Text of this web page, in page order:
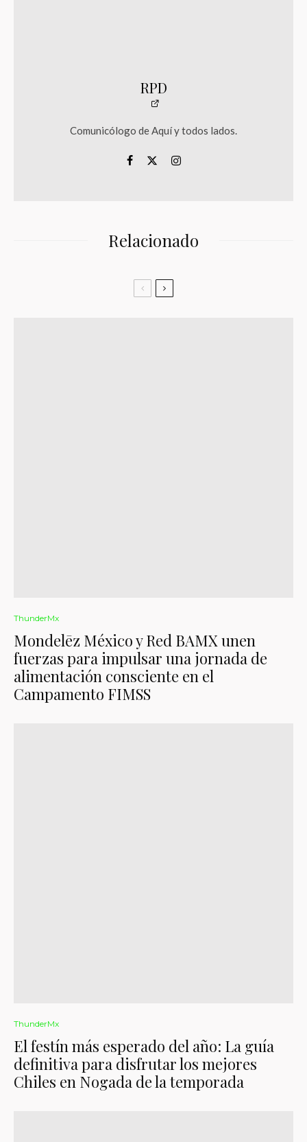
RPD
Comunicólogo de Aquí y todos lados.
Relacionado
ThunderMx
Mondelēz México y Red BAMX unen
fuerzas para impulsar una jornada de
alimentación consciente en el
Campamento FIMSS
ThunderMx
El festín más esperado del año: La guía
definitiva para disfrutar los mejores
Chiles en Nogada de la temporada